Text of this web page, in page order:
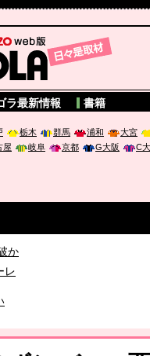
ラ最新情報 書籍
栃木 群馬 浦和
大宮
屋 岐阜 京都 G大阪
C
か